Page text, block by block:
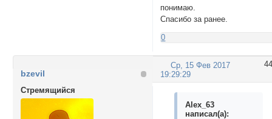
понимаю.
Спасибо за ранее.
0
44
Ср, 15 Фев 2017
19:29:29
bzevil
Стремящийся
Alex_63
написал(а):